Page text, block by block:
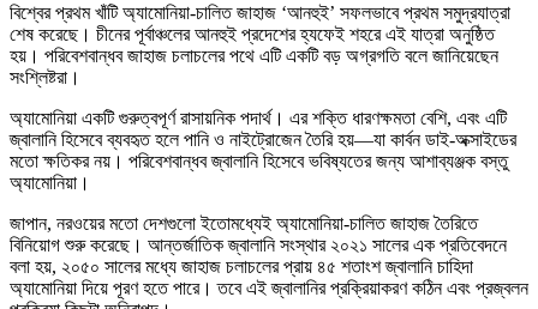
বিশ্বের প্রথম খাঁটি অ্যামোনিয়া-চালিত জাহাজ ‘আনহুই’ সফলভাবে প্রথম সমুদ্রযাত্রা
শেষ করেছে। চীনের পূর্বাঞ্চলের আনহুই প্রদেশের হ্যফেই শহরে এই যাত্রা অনুষ্ঠিত
হয়। পরিবেশবান্ধব জাহাজ চলাচলের পথে এটি একটি বড় অগ্রগতি বলে জানিয়েছেন
সংশ্লিষ্টরা।
অ্যামোনিয়া একটি গুরুত্বপূর্ণ রাসায়নিক পদার্থ। এর শক্তি ধারণক্ষমতা বেশি, এবং এটি
জ্বালানি হিসেবে ব্যবহৃত হলে পানি ও নাইট্রোজেন তৈরি হয়—যা কার্বন ডাই-অক্সাইডের
মতো ক্ষতিকর নয়। পরিবেশবান্ধব জ্বালানি হিসেবে ভবিষ্যতের জন্য আশাব্যঞ্জক বস্তু
অ্যামোনিয়া।
জাপান, নরওয়ের মতো দেশগুলো ইতোমধ্যেই অ্যামোনিয়া-চালিত জাহাজ তৈরিতে
বিনিয়োগ শুরু করেছে। আন্তর্জাতিক জ্বালানি সংস্থার ২০২১ সালের এক প্রতিবেদনে
বলা হয়, ২০৫০ সালের মধ্যে জাহাজ চলাচলের প্রায় ৪৫ শতাংশ জ্বালানি চাহিদা
অ্যামোনিয়া দিয়ে পূরণ হতে পারে। তবে এই জ্বালানির প্রক্রিয়াকরণ কঠিন এবং প্রজ্বলন